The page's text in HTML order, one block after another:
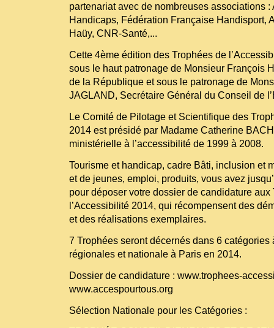
partenariat avec de nombreuses associations :
Handicaps, Fédération Française Handisport,
Haüy, CNR-Santé,...
Cette 4ème édition des Trophées de
sous le haut patronage de Monsieur François
de la République et sous le patronage de
JAGLAND, Secrétaire Général du Conseil de
Le Comité de Pilotage et Scientifique des
2014 est présidé par Madame Catherine
ministérielle à l’accessibilité de 1999 à 2008.
Tourisme et handicap, cadre Bâti, inclusion et
et de jeunes, emploi, produits, vous avez
pour déposer votre dossier de candidature aux
l’Accessibilité 2014, qui récompensent des
et des réalisations exemplaires.
7 Trophées seront décernés dans 6 catégories
régionales et nationale à Paris en 2014.
Dossier de candidature : www.trophees-
www.accespourtous.org
Sélection Nationale pour les Catégories :